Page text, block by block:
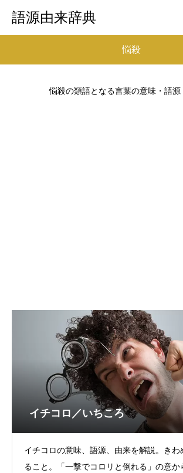
語源由来辞典
悩殺
悩殺の類語となる言葉の意味・語源
イチコロ／いちころ
イチコロの意味、語源、由来を解説。きわ
ること。「一撃でコロリと倒れる」の意か